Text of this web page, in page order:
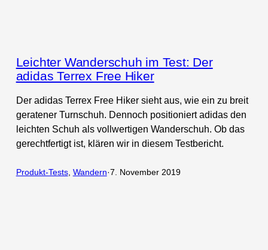
Leichter Wanderschuh im Test: Der
adidas Terrex Free Hiker
Der adidas Terrex Free Hiker sieht aus, wie ein zu breit
geratener Turnschuh. Dennoch positioniert adidas den
leichten Schuh als vollwertigen Wanderschuh. Ob das
gerechtfertigt ist, klären wir in diesem Testbericht.
Produkt-Tests, Wandern·7. November 2019